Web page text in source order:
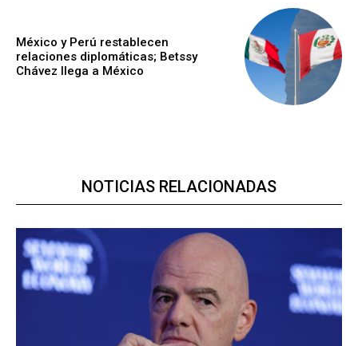
México y Perú restablecen
relaciones diplomáticas; Betssy
Chávez llega a México
NOTICIAS RELACIONADAS